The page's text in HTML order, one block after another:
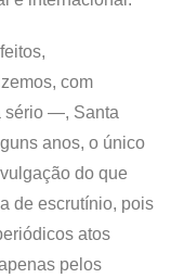
com
sério —, Santa
anos, o único
do que
de escrutínio, pois
atos
pelos